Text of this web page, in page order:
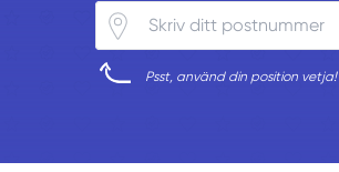
Psst, använd din position vetja!